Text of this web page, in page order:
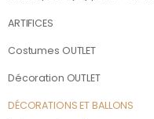
ARTIFICES
Costumes OUTLET
Décoration OUTLET
DÉCORATIONS ET BALLONS